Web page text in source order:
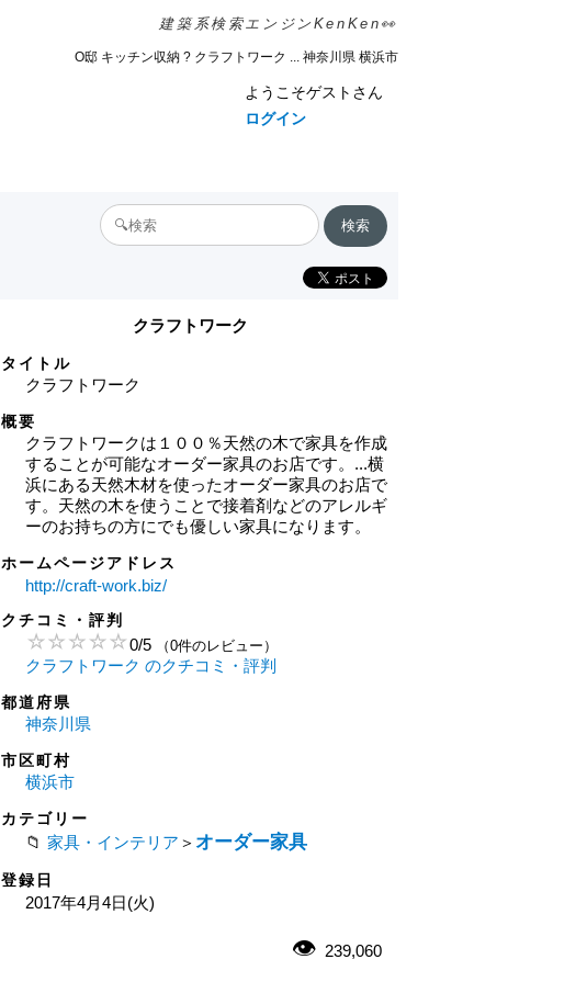
建築系検索エンジンKenKen👀
O邸 キッチン収納 ? クラフトワーク ... 神奈川県 横浜市
ようこそゲストさん
ログイン
クラフトワーク
タイトル
クラフトワーク
概要
クラフトワークは１００％天然の木で家具を作成
することが可能なオーダー家具のお店です。...横
浜にある天然木材を使ったオーダー家具のお店で
す。天然の木を使うことで接着剤などのアレルギ
ーのお持ちの方にでも優しい家具になります。
ホームページアドレス
http://craft-work.biz/
クチコミ・評判
0/5 （0件のレビュー）
クラフトワーク のクチコミ・評判
都道府県
神奈川県
市区町村
横浜市
カテゴリー
家具・インテリア ＞ オーダー家具
登録日
2017年4月4日(火)
239,060